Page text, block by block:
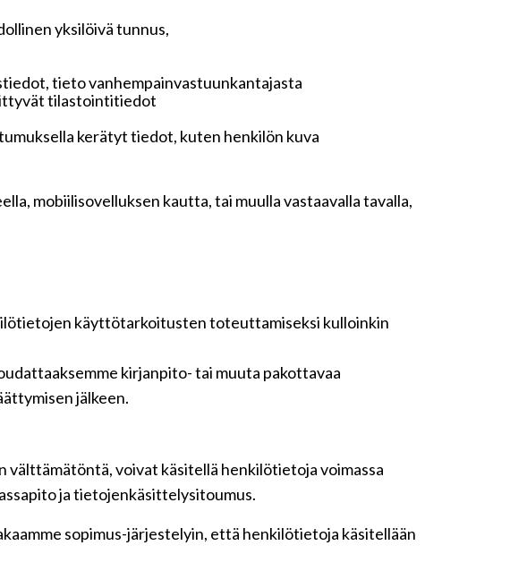
yksilöivä tunnus,
tieto vanhempainvastuunkantajasta
tilastointitiedot
kerätyt tiedot, kuten henkilön kuva
mobiilisovelluksen kautta, tai muulla vastaavalla tavalla,
käyttötarkoitusten toteuttamiseksi kulloinkin
kirjanpito- tai muuta pakottavaa
jälkeen.
voivat käsitellä henkilötietoja voimassa
ja tietojenkäsittelysitoumus.
sopimus-järjestelyin, että henkilötietoja käsitellään